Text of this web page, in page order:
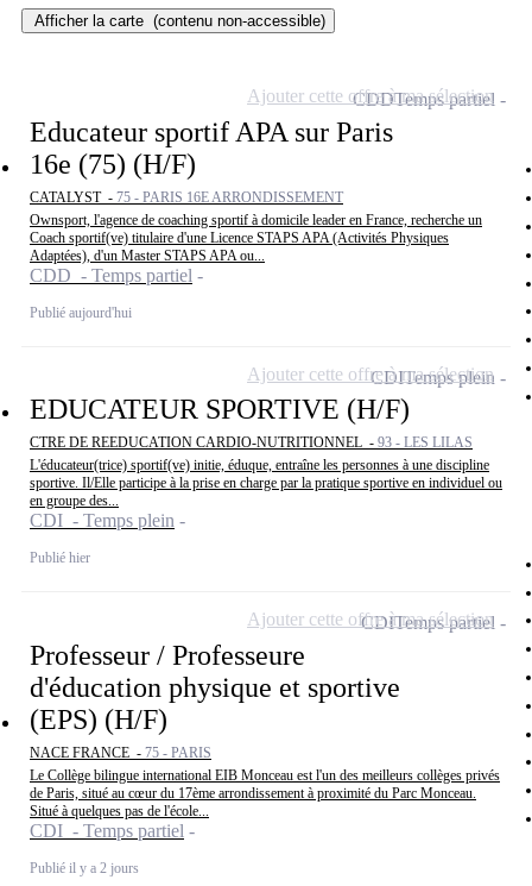
Afficher la carte (contenu non-accessible)
Educateur sportif APA sur Paris
16e (75) (H/F)
CATALYST - 75 - PARIS 16E ARRONDISSEMENT
Ownsport, l'agence de coaching sportif à domicile leader en France, recherche un
Coach sportif(ve) titulaire d'une Licence STAPS APA (Activités Physiques
Adaptées), d'un Master STAPS APA ou...
CDD - Temps partiel
Publié aujourd'hui
CDDTemps partiel
Ajouter cette offre à ma sélection
EDUCATEUR SPORTIVE (H/F)
CTRE DE REEDUCATION CARDIO-NUTRITIONNEL - 93 - LES LILAS
L'éducateur(trice) sportif(ve) initie, éduque, entraîne les personnes à une discipline
sportive. Il/Elle participe à la prise en charge par la pratique sportive en individuel ou
en groupe des...
CDI - Temps plein
Publié hier
CDITemps plein
Ajouter cette offre à ma sélection
Professeur / Professeure
d'éducation physique et sportive
(EPS) (H/F)
NACE FRANCE - 75 - PARIS
Le Collège bilingue international EIB Monceau est l'un des meilleurs collèges privés
de Paris, situé au cœur du 17ème arrondissement à proximité du Parc Monceau.
Situé à quelques pas de l'école...
CDI - Temps partiel
Publié il y a 2 jours
CDITemps partiel
Ajouter cette offre à ma sélection